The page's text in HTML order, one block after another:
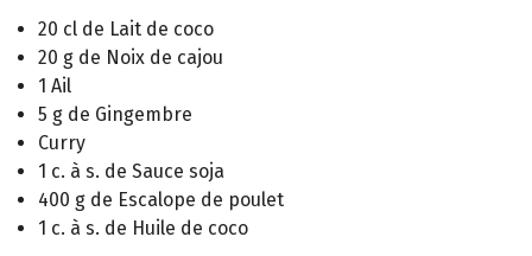
20 cl de Lait de coco
20 g de Noix de cajou
1 Ail
5 g de Gingembre
Curry
1 c. à s. de Sauce soja
400 g de Escalope de poulet
1 c. à s. de Huile de coco